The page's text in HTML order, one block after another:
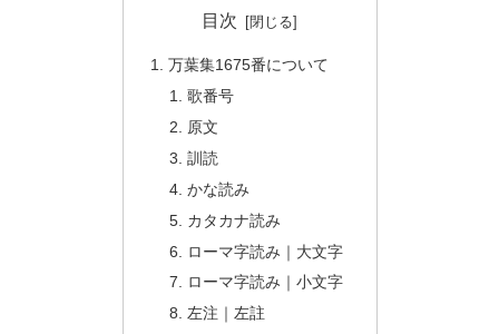
目次
万葉集1675番について
歌番号
原文
訓読
かな読み
カタカナ読み
ローマ字読み｜大文字
ローマ字読み｜小文字
左注｜左註